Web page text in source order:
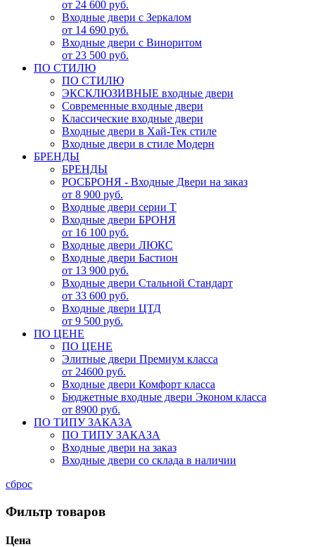
от 24 600 руб.
Входные двери с Зеркалом
от 14 690 руб.
Входные двери с Виноритом
от 23 500 руб.
ПО СТИЛЮ
ПО СТИЛЮ
ЭКСКЛЮЗИВНЫЕ входные двери
Современные входные двери
Классические входные двери
Входные двери в Хай-Тек стиле
Входные двери в стиле Модерн
БРЕНДЫ
БРЕНДЫ
РОСБРОНЯ - Входные Двери на заказ
от 8 900 руб.
Входные двери серии Т
Входные двери БРОНЯ
от 16 100 руб.
Входные двери ЛЮКС
Входные двери Бастион
от 13 900 руб.
Входные двери Стальной Стандарт
от 33 600 руб.
Входные двери ЦТД
от 9 500 руб.
ПО ЦЕНЕ
ПО ЦЕНЕ
Элитные двери Премиум класса
от 24600 руб.
Входные двери Комфорт класса
Бюджетные входные двери Эконом класса
от 8900 руб.
ПО ТИПУ ЗАКАЗА
ПО ТИПУ ЗАКАЗА
Входные двери на заказ
Входные двери со склада в наличии
сброс
Фильтр товаров
Цена